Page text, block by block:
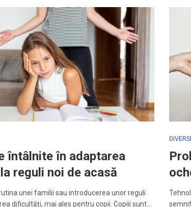
întâlnite în adaptarea
reguli noi de acasă
unei familii sau introducerea unor reguli
dificultăți, mai ales pentru copii. Copiii sunt…